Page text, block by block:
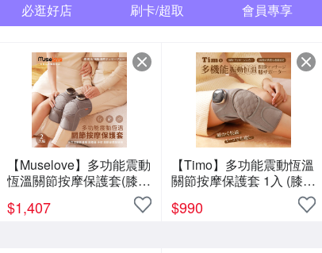
必逛好店 刷卡/超取 會員專享
【Muselove】多功能震動
恆溫關節按摩保護套(膝
蓋/肩/手肘通用)無線充電
加熱護膝套/智能震動護膝
$1,407
【Timo】多功能震動恆溫
關節按摩保護套 1入 (膝
$990